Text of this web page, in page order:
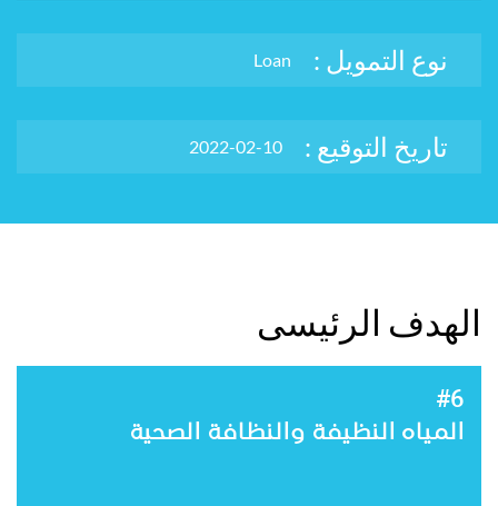
نوع التمويل : Loan
تاريخ التوقيع : 2022-02-10
الهدف الرئيسى
#6
المياه النظيفة والنظافة الصحية